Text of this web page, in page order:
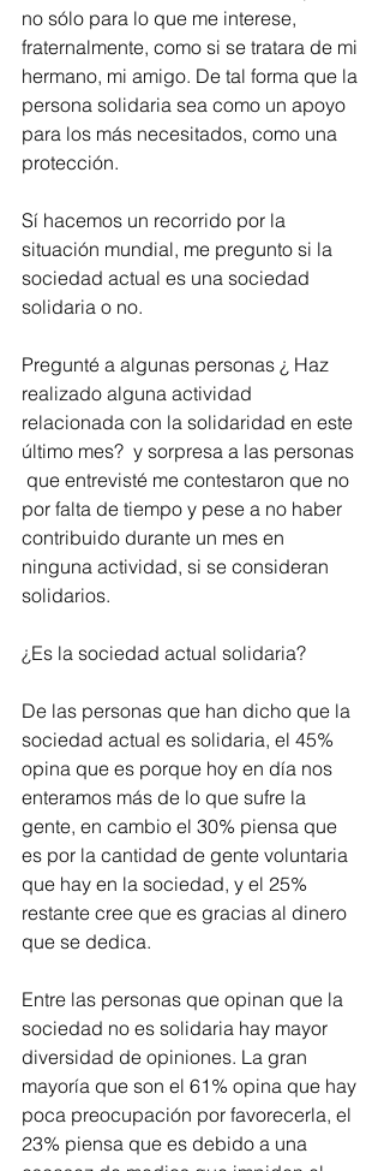
no sólo para lo que me interese,
fraternalmente, como si se tratara de mi
hermano, mi amigo. De tal forma que la
persona solidaria sea como un apoyo
para los más necesitados, como una
protección.
Sí hacemos un recorrido por la
situación mundial, me pregunto si la
sociedad actual es una sociedad
solidaria o no.
Pregunté a algunas personas ¿ Haz
realizado alguna actividad
relacionada con la solidaridad en este
último mes?  y sorpresa a las personas
que entrevisté me contestaron que no
por falta de tiempo y pese a no haber
contribuido durante un mes en
ninguna actividad, si se consideran
solidarios.
¿Es la sociedad actual solidaria?
De las personas que han dicho que la
sociedad actual es solidaria, el 45%
opina que es porque hoy en día nos
enteramos más de lo que sufre la
gente, en cambio el 30% piensa que
es por la cantidad de gente voluntaria
que hay en la sociedad, y el 25%
restante cree que es gracias al dinero
que se dedica.
Entre las personas que opinan que la
sociedad no es solidaria hay mayor
diversidad de opiniones. La gran
mayoría que son el 61% opina que hay
poca preocupación por favorecerla, el
23% piensa que es debido a una